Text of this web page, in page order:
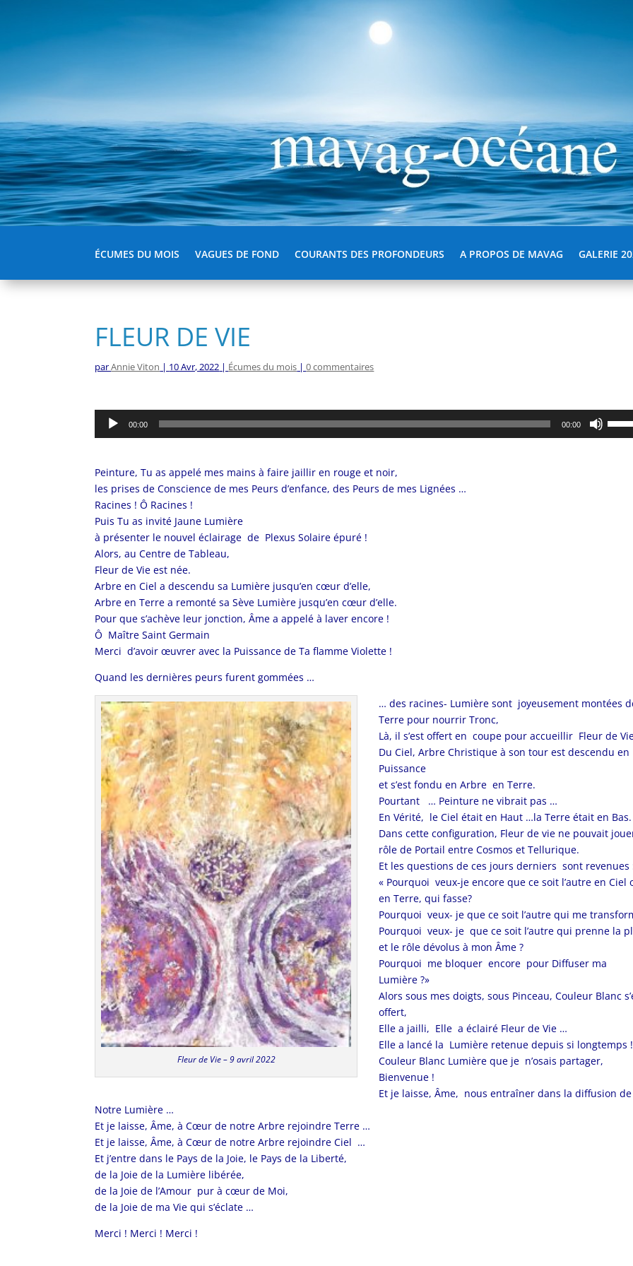
ÉCUMES DU MOIS VAGUES DE FOND COURANTS DES PROFONDEURS A PROPOS DE MAVAG GALERIE
FLEUR DE VIE
parAnnie Viton | 10 Avr, 2022 | Écumes du mois |0 commentaires
Lecteur
audio
00:00 00:00
Peinture, Tu as appelé mes mains à faire jaillir en rouge et noir,
les prises de Conscience de mes Peurs d’enfance, des Peurs de mes Lignées …
Racines ! Ô Racines !
Puis Tu as invité Jaune Lumière
à présenter le nouvel éclairage de Plexus Solaire épuré !
Alors, au Centre de Tableau,
Fleur de Vie est née.
Arbre en Ciel a descendu sa Lumière jusqu’en cœur d’elle,
Arbre en Terre a remonté sa Sève Lumière jusqu’en cœur d’elle.
Pour que s’achève leur jonction, Âme a appelé à laver encore !
Ô Maître Saint Germain
Merci d’avoir œuvrer avec la Puissance de Ta flamme Violette !
Quand les dernières peurs furent gommées …
Fleur de Vie – 9 avril 2022
… des racines- Lumière sont joyeusement montées
Terre pour nourrir Tronc,
Là, il s’est offert en coupe pour accueillir Fleur de
Du Ciel, Arbre Christique à son tour est descendu en
Puissance
et s’est fondu en Arbre en Terre.
Pourtant … Peinture ne vibrait pas …
En Vérité, le Ciel était en Haut …la Terre était en Bas.
Dans cette configuration, Fleur de vie ne pouvait
rôle de Portail entre Cosmos et Tellurique.
Et les questions de ces jours derniers sont revenues
« Pourquoi veux-je encore que ce soit l’autre en Ciel
en Terre, qui fasse?
Pourquoi veux- je que ce soit l’autre qui me
Pourquoi veux- je que ce soit l’autre qui prenne la
et le rôle dévolus à mon Âme ?
Pourquoi me bloquer encore pour Diffuser ma
Lumière ?»
Alors sous mes doigts, sous Pinceau, Couleur Blanc
offert,
Elle a jailli, Elle a éclairé Fleur de Vie …
Elle a lancé la Lumière retenue depuis si longtemps !
Couleur Blanc Lumière que je n’osais partager,
Bienvenue !
Et je laisse, Âme, nous entraîner dans la diffusion de
Notre Lumière …
Et je laisse, Âme, à Cœur de notre Arbre rejoindre Terre …
Et je laisse, Âme, à Cœur de notre Arbre rejoindre Ciel …
Et j’entre dans le Pays de la Joie, le Pays de la Liberté,
de la Joie de la Lumière libérée,
de la Joie de l’Amour pur à cœur de Moi,
de la Joie de ma Vie qui s’éclate …
Merci ! Merci ! Merci !